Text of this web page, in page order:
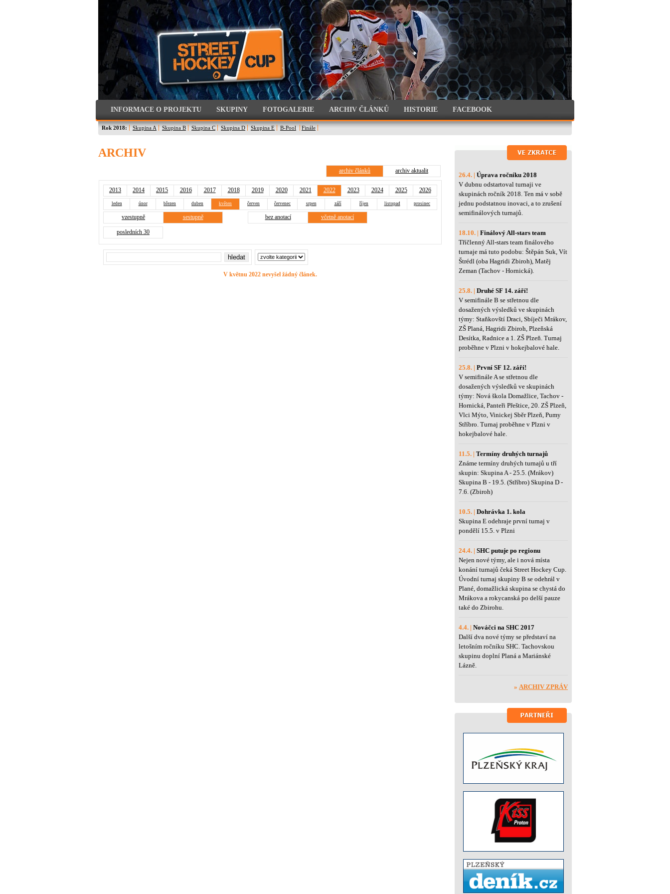
INFORMACE O PROJEKTU SKUPINY FOTOGALERIE ARCHIV ČLÁNKŮ HISTORIE FACEBOOK
Rok 2018: Skupina A Skupina B Skupina C Skupina D Skupina E B-Pool Finále
ARCHIV
archiv článků archiv aktualit
2013 2014 2015 2016 2017 2018 2019 2020 2021 2022 2023 2024 2025 2026
leden únor březen duben květen červen červenec srpen září říjen listopad prosinec
vzestupně sestupně bez anotací včetně anotací
posledních 30
V květnu 2022 nevyšel žádný článek.
26.4. | Úprava ročníku 2018
V dubnu odstartoval turnaji ve
skupinách ročník 2018. Ten má v sobě
jednu podstatnou inovaci, a to zrušení
semifinálových turnajů.
18.10. | Finálový All-stars team
Tříčlenný All-stars team finálového
turnaje má tuto podobu: Štěpán Suk, Vít
Štrédl (oba Hagridi Zbiroh), Matěj
Zeman (Tachov - Hornická).
25.8. | Druhé SF 14. září!
V semifinále B se střetnou dle
dosažených výsledků ve skupinách
týmy: Staňkovští Draci, Sbíječi Mrákov,
ZŠ Planá, Hagridi Zbiroh, Plzeňská
Desítka, Radnice a 1. ZŠ Plzeň. Turnaj
proběhne v Plzni v hokejbalové hale.
25.8. | První SF 12. září!
V semifinále A se střetnou dle
dosažených výsledků ve skupinách
týmy: Nová škola Domažlice, Tachov -
Hornická, Panteři Přeštice, 20. ZŠ Plzeň,
Vlci Mýto, Vinickej Sběr Plzeň, Pumy
Stříbro. Turnaj proběhne v Plzni v
hokejbalové hale.
11.5. | Termíny druhých turnajů
Známe termíny druhých turnajů u tří
skupin: Skupina A - 25.5. (Mrákov)
Skupina B - 19.5. (Stříbro) Skupina D -
7.6. (Zbiroh)
10.5. | Dohrávka 1. kola
Skupina E odehraje první turnaj v
pondělí 15.5. v Plzni
24.4. | SHC putuje po regionu
Nejen nové týmy, ale i nová místa
konání turnajů čeká Street Hockey Cup.
Úvodní turnaj skupiny B se odehrál v
Plané, domažlická skupina se chystá do
Mrákova a rokycanská po delší pauze
také do Zbirohu.
4.4. | Nováčci na SHC 2017
Další dva nové týmy se představí na
letošním ročníku SHC. Tachovskou
skupinu doplní Planá a Mariánské
Lázně.
» ARCHIV ZPRÁV